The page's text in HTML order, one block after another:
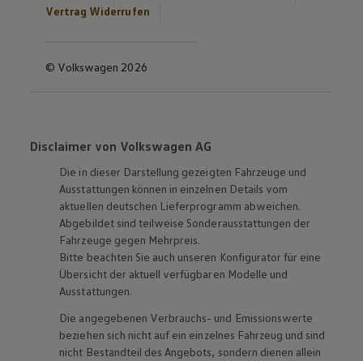
Vertrag Widerrufen
© Volkswagen 2026
Disclaimer von Volkswagen AG
Die in dieser Darstellung gezeigten Fahrzeuge und
Ausstattungen können in einzelnen Details vom
aktuellen deutschen Lieferprogramm abweichen.
Abgebildet sind teilweise Sonderausstattungen der
Fahrzeuge gegen Mehrpreis.
Bitte beachten Sie auch unseren Konfigurator für eine
Übersicht der aktuell verfügbaren Modelle und
Ausstattungen.
Die angegebenen Verbrauchs- und Emissionswerte
beziehen sich nicht auf ein einzelnes Fahrzeug und sind
nicht Bestandteil des Angebots, sondern dienen allein